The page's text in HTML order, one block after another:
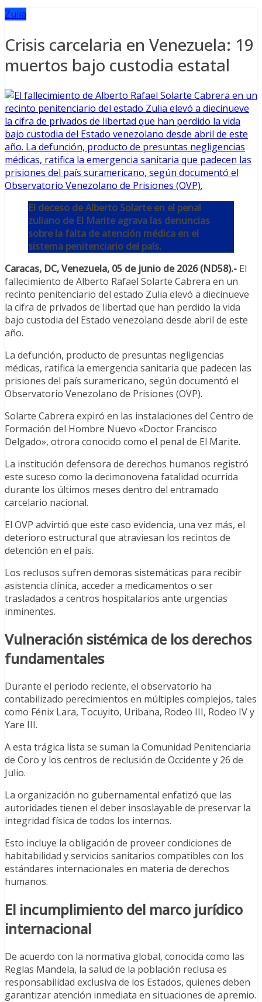
Zulia
Crisis carcelaria en Venezuela: 19
muertos bajo custodia estatal
El deceso de Alberto Solarte en el penal
zuliano de El Marite agrava las denuncias
sobre la falta de atención médica en el
sistema penitenciario del país.
Caracas, DC, Venezuela, 05 de junio de 2026 (ND58).- El
fallecimiento de Alberto Rafael Solarte Cabrera en un
recinto penitenciario del estado Zulia elevó a diecinueve
la cifra de privados de libertad que han perdido la vida
bajo custodia del Estado venezolano desde abril de este
año.
La defunción, producto de presuntas negligencias
médicas, ratifica la emergencia sanitaria que padecen las
prisiones del país suramericano, según documentó el
Observatorio Venezolano de Prisiones (OVP).
Solarte Cabrera expiró en las instalaciones del Centro de
Formación del Hombre Nuevo «Doctor Francisco
Delgado», otrora conocido como el penal de El Marite.
La institución defensora de derechos humanos registró
este suceso como la decimonovena fatalidad ocurrida
durante los últimos meses dentro del entramado
carcelario nacional.
El OVP advirtió que este caso evidencia, una vez más, el
deterioro estructural que atraviesan los recintos de
detención en el país.
Los reclusos sufren demoras sistemáticas para recibir
asistencia clínica, acceder a medicamentos o ser
trasladados a centros hospitalarios ante urgencias
inminentes.
Vulneración sistémica de los derechos
fundamentales
Durante el periodo reciente, el observatorio ha
contabilizado perecimientos en múltiples complejos, tales
como Fénix Lara, Tocuyito, Uribana, Rodeo III, Rodeo IV y
Yare III.
A esta trágica lista se suman la Comunidad Penitenciaria
de Coro y los centros de reclusión de Occidente y 26 de
Julio.
La organización no gubernamental enfatizó que las
autoridades tienen el deber insoslayable de preservar la
integridad física de todos los internos.
Esto incluye la obligación de proveer condiciones de
habitabilidad y servicios sanitarios compatibles con los
estándares internacionales en materia de derechos
humanos.
El incumplimiento del marco jurídico
internacional
De acuerdo con la normativa global, conocida como las
Reglas Mandela, la salud de la población reclusa es
responsabilidad exclusiva de los Estados, quienes deben
garantizar atención inmediata en situaciones de apremio.